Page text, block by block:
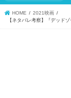
HOME
2021映画
【ネタバレ考察】『デッド